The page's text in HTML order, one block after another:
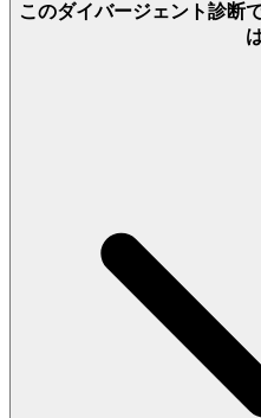
このダイバージェント診断